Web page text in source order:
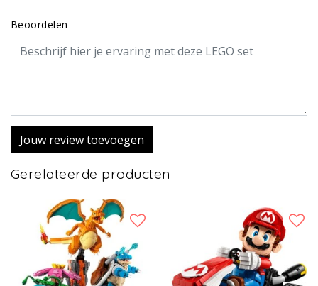
Beoordelen
Jouw review toevoegen
Gerelateerde producten